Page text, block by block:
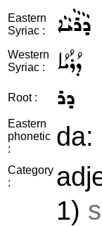
Eastern
Syriac :
ܕܵܪܵܝܵܐ
Western
Syriac :
ܕܳܪܳܝܳܐ
Root : ܕܪ
Eastern
phonetic
:
da:
Category
:
1)